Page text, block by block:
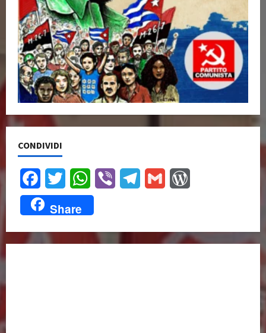
CONDIVIDI
FacebookTwitter WhatsApp
Viber TelegramGmail
Share